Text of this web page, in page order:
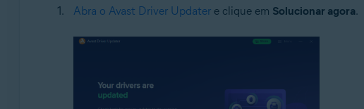
Abra o Avast Driver Updatere clique em Solucionar agora.